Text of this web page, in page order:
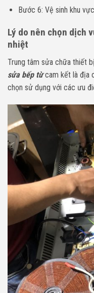
Bước 6: Vệ sinh khu
Lý do nên chọn dịch
nhiệt
Trung tâm sửa chữa thiết
sửa bếp từcam kết là địa
chọn sử dụng với các ưu